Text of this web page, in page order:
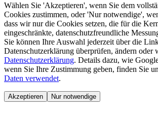
Wählen Sie 'Akzeptieren', wenn Sie dem
Cookies zustimmen, oder 'Nur notwendige',
dass wir nur die Cookies setzen, die für die
eingeschränkte, datenschutzfreundliche
Sie können Ihre Auswahl jederzeit über die
Datenschutzerklärung überprüfen, ändern oder
Datenschutzerklärung. Details dazu, wie
wenn Sie Ihre Zustimmung geben, finden Sie
Daten verwendet.
Akzeptieren Nur notwendige